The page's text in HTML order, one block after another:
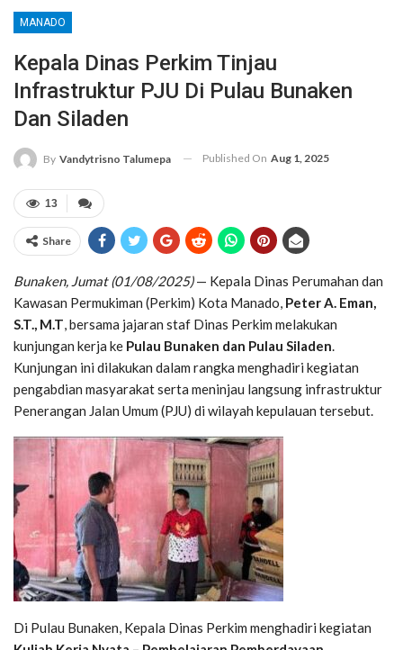
MANADO
Kepala Dinas Perkim Tinjau
Infrastruktur PJU Di Pulau Bunaken
Dan Siladen
By Vandytrisno Talumepa Published On Aug 1, 2025
13
Share
Bunaken, Jumat (01/08/2025)— Kepala Dinas Perumahan dan
Kawasan Permukiman (Perkim) Kota Manado, Peter A. Eman,
S.T., M.T, bersama jajaran staf Dinas Perkim melakukan
kunjungan kerja ke Pulau Bunaken dan Pulau Siladen.
Kunjungan ini dilakukan dalam rangka menghadiri kegiatan
pengabdian masyarakat serta meninjau langsung infrastruktur
Penerangan Jalan Umum (PJU) di wilayah kepulauan tersebut.
Di Pulau Bunaken, Kepala Dinas Perkim menghadiri kegiatan